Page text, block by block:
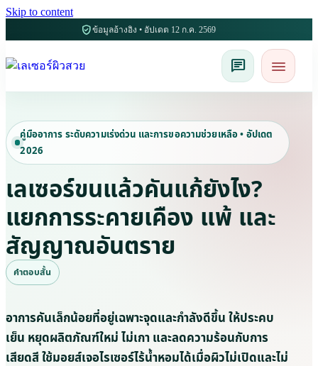
Skip to content
verified_userข้อมูลอ้างอิง • อัปเดต 12 ก.ค. 2569
chat เปิดหรือปิ
menu
คู่มืออาการ ระดับความเร่งด่วน และการขอความช่วยเหลือ • อัปเดต
2026
เลเซอร์ขนแล้วคันแก้ยังไง?
แยกการระคายเคือง แพ้ และ
สัญญาณอันตราย
คำตอบสั้น
อาการคันเล็กน้อยที่อยู่เฉพาะจุดและกำลังดีขึ้น ให้ประคบ
เย็น หยุดผลิตภัณฑ์ใหม่ ไม่เกา และลดความร้อนกับการ
เสียดสี ใช้มอยส์เจอไรเซอร์ไร้น้ำหอมได้เมื่อผิวไม่เปิดและไม่